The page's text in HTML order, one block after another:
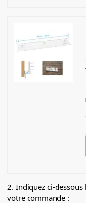
2. Indiquez ci-dessous
votre commande :